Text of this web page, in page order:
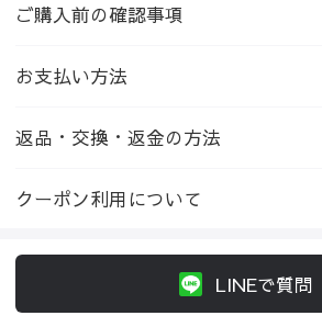
ご購入前の確認事項
お支払い方法
返品・交換・返金の方法
クーポン利用について
LINEで質問